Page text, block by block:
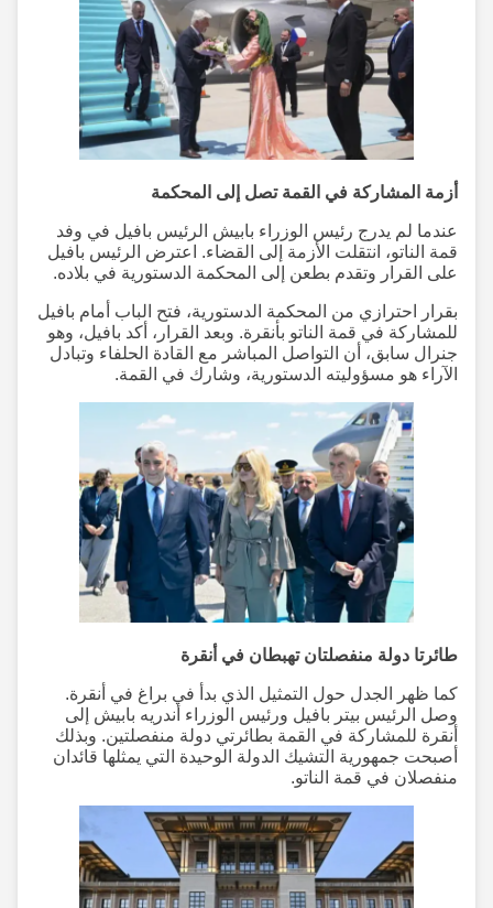
أزمة المشاركة في القمة تصل إلى المحكمة
عندما لم يدرج رئيس الوزراء بابيش الرئيس بافيل في وفد
قمة الناتو، انتقلت الأزمة إلى القضاء. اعترض الرئيس بافيل
على القرار وتقدم بطعن إلى المحكمة الدستورية في بلاده.
بقرار احترازي من المحكمة الدستورية، فتح الباب أمام بافيل
للمشاركة في قمة الناتو بأنقرة. وبعد القرار، أكد بافيل، وهو
جنرال سابق، أن التواصل المباشر مع القادة الحلفاء وتبادل
الآراء هو مسؤوليته الدستورية، وشارك في القمة.
طائرتا دولة منفصلتان تهبطان في أنقرة
كما ظهر الجدل حول التمثيل الذي بدأ في براغ في أنقرة.
وصل الرئيس بيتر بافيل ورئيس الوزراء أندريه بابيش إلى
أنقرة للمشاركة في القمة بطائرتي دولة منفصلتين. وبذلك
أصبحت جمهورية التشيك الدولة الوحيدة التي يمثلها قائدان
منفصلان في قمة الناتو.